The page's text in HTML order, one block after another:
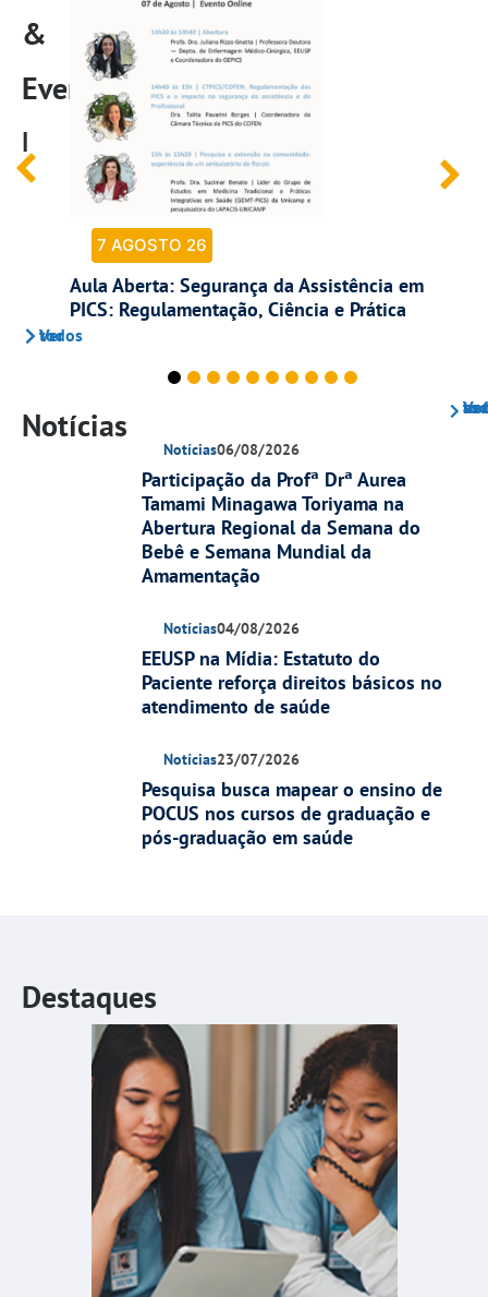
&
Eventos
|
Ver todos
7 AGOSTO 26
Aula Aberta: Segurança da Assistência em
PICS: Regulamentação, Ciência e Prática
Notícias
Notícias06/08/2026
Participação da Profª Drª Aurea
Tamami Minagawa Toriyama na
Abertura Regional da Semana do
Bebê e Semana Mundial da
Amamentação
Notícias04/08/2026
EEUSP na Mídia: Estatuto do
Paciente reforça direitos básicos no
atendimento de saúde
Notícias23/07/2026
Pesquisa busca mapear o ensino de
POCUS nos cursos de graduação e
pós-graduação em saúde
Ver
Destaques